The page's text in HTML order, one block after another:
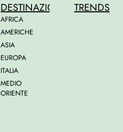
DESTINAZIONI
AFRICA
AMERICHE
ASIA
EUROPA
ITALIA
MEDIO
ORIENTE
TRENDS